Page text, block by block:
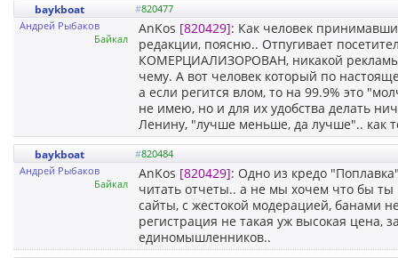
baykboat #820477
Андрей Рыбаков
Байкал
AnKos [820429]: Как человек
редакции, поясню.. Отпугивает
КОМЕРЦИАЛИЗОРОВАН, никакой рекламы
чему. А вот человек который по
а если регится влом, то на 99.9% это
не имею, но и для их удобства делать
Ленину, "лучше меньше, да лучше".. как
baykboat #820484
Андрей Рыбаков
Байкал
AnKos [820429]: Одно из кредо
читать отчеты.. а не мы хочем что бы ты
сайты, с жестокой модерацией, банами
регистрация не такая уж высокая цена,
единомышленников..